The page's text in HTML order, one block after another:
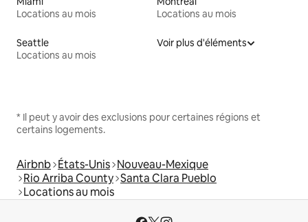
Locations au mois
Locations au mois
Seattle
Locations au mois
Voir plus d'éléments
* Il peut y avoir des exclusions pour certaines régions et
certains logements.
Airbnb États-Unis Nouveau-Mexique
Rio Arriba County Santa Clara Pueblo
Locations au mois